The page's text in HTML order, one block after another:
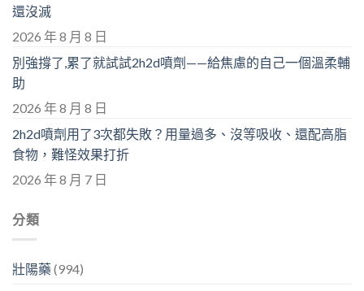
還沒滅
2026 年 8 月 8 日
別強撐了,累了就試試2h2d噴劑——給焦慮的自己一個溫柔輔
助
2026 年 8 月 8 日
2h2d噴劑用了3次都失敗？用量過多、沒等吸收、還配高脂
食物，難怪效果打折
2026 年 8 月 7 日
分類
壯陽藥(994)